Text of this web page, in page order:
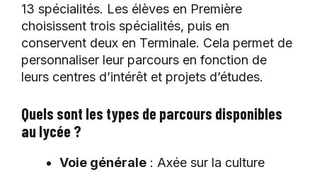
13 spécialités. Les élèves en Première
choisissent trois spécialités, puis en
conservent deux en Terminale. Cela permet de
personnaliser leur parcours en fonction de
leurs centres d’intérêt et projets d’études.
Quels sont les types de parcours disponibles
au lycée ?
Voie générale : Axée sur la culture